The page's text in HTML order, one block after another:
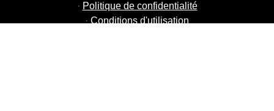
· Politique de confidentialité
· Conditions d'utilisation